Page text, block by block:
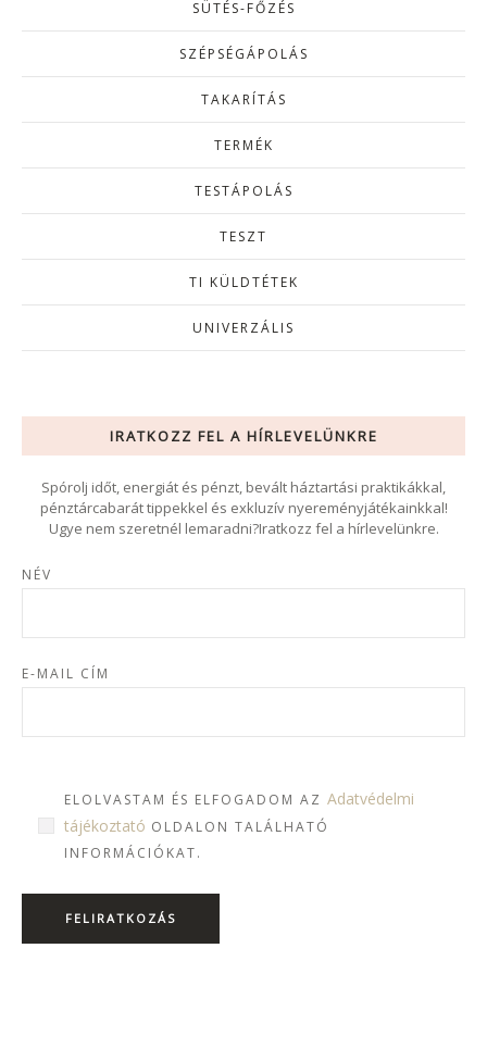
SÜTÉS-FŐZÉS
SZÉPSÉGÁPOLÁS
TAKARÍTÁS
TERMÉK
TESTÁPOLÁS
TESZT
TI KÜLDTÉTEK
UNIVERZÁLIS
IRATKOZZ FEL A HÍRLEVELÜNKRE
Spórolj időt, energiát és pénzt, bevált háztartási praktikákkal,
pénztárcabarát tippekkel és exkluzív nyereményjátékainkkal!
Ugye nem szeretnél lemaradni?Iratkozz fel a hírlevelünkre.
NÉV
E-MAIL CÍM
ELOLVASTAM ÉS ELFOGADOM AZ Adatvédelmi
tájékoztató OLDALON TALÁLHATÓ
INFORMÁCIÓKAT.